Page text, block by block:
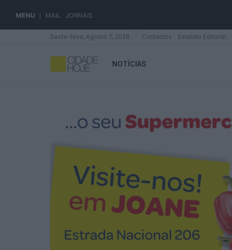
MENU MAIL JORNAIS
Sexta-feira, Agosto 7, 2026 Contactos Estatuto Editorial
NOTÍCIAS